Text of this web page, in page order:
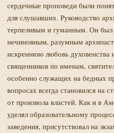
сердечные проповеди были
для слушавших. Руководство
терпеливым и гуманным. Он
нечиновным, разумным
искреннюю любовь духовенства
священников по именам,
особенно служащих на бедных
вопросах всегда становился на
от произвола властей. Как и в
уделял образовательному
заведения, присутствовал на